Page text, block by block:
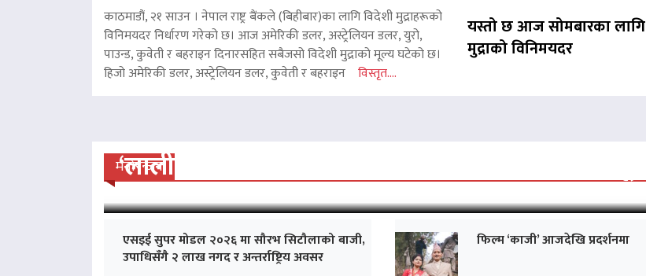
काठमाडौं, २१ साउन । नेपाल राष्ट्र बैंकले (बिहीबार)का लागि विदेशी मुद्राहरूको
विनिमयदर निर्धारण गरेको छ। आज अमेरिकी डलर, अस्ट्रेलियन डलर, युरो,
पाउन्ड, कुवेती र बहराइन दिनारसहित सबैजसो विदेशी मुद्राको मूल्य घटेको छ।
हिजो अमेरिकी डलर, अस्ट्रेलियन डलर, कुवेती र बहराइन विस्तृत....
यस्तो छ आज सोमबारका
मुद्राको विनिमयदर
मनोरन्जन
‘लालीबजार’को सफल यात्रा जारी, प्रदर्शनको ५१औँ दिन पूरा
एसइई सुपर मोडल २०२६ मा सौरभ सिटौलाको बाजी,
उपाधिसँगै २ लाख नगद र अन्तर्राष्ट्रिय अवसर
फिल्म ‘काजी’ आजदेखि प्रदर्शनमा